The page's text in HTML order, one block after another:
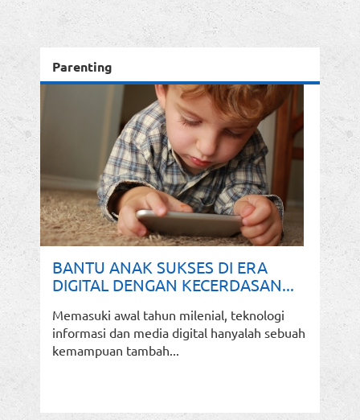
Parenting
BANTU ANAK SUKSES DI ERA
DIGITAL DENGAN KECERDASAN...
Memasuki awal tahun milenial, teknologi
informasi dan media digital hanyalah sebuah
kemampuan tambah...